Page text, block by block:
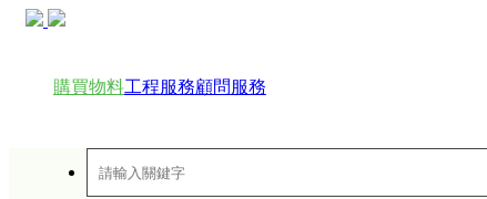
購買物料工程服務顧問服務